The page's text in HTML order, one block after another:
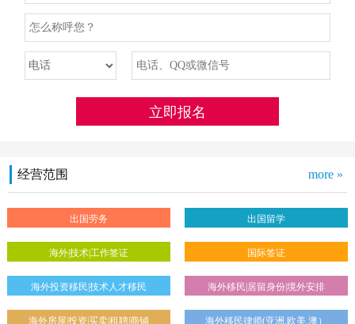
经营范围 more »
出国劳务 出国留学
海外|技术|工作签证 国际签证
海外投资移民|技术人才移民 海外移民|居留身份|境外安排
海外房屋|投资|买卖|租聘|商铺 海外移民律师(亚洲.欧美.澳）